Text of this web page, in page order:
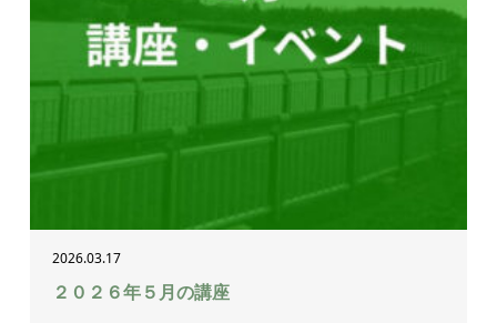
2026.03.17
２０２６年５月の講座